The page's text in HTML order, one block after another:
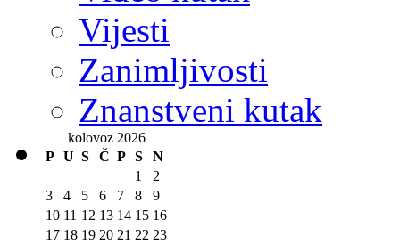
Vijesti
Zanimljivosti
Znanstveni kutak
kolovoz 2026
P U S Č P S
N
1
2
3
4 5 6 7 8
9
10 11 12 13 14 15 16
17 18 19 20 21 22 23